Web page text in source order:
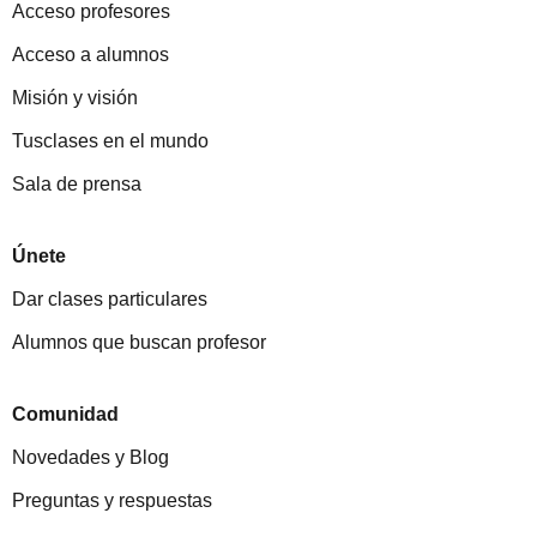
Acceso profesores
Acceso a alumnos
Misión y visión
Tusclases en el mundo
Sala de prensa
Únete
Dar clases particulares
Alumnos que buscan profesor
Comunidad
Novedades y Blog
Preguntas y respuestas